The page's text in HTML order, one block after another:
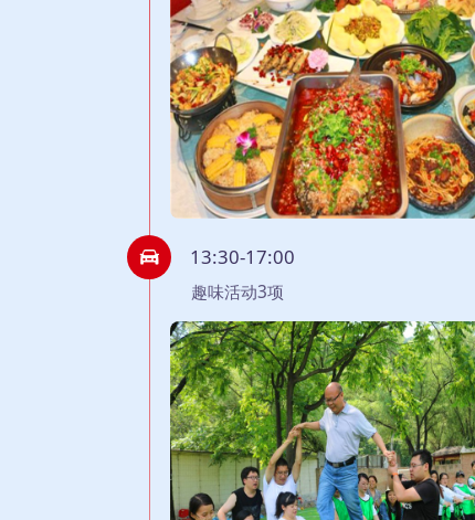
13:30-17:00
趣味活动3项